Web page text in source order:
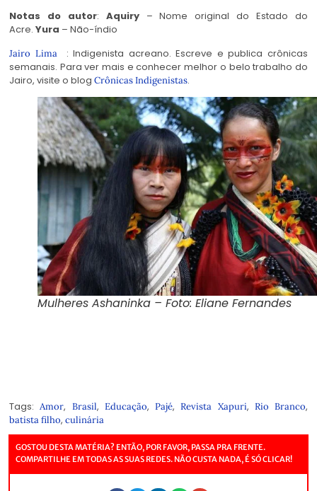
Notas do autor: Aquiry– Nome original do Estado do
Acre. Yura – Não-índio
Jairo Lima
: Indigenista acreano. Escreve e publica crônicas
semanais. Para ver mais e conhecer melhor o belo trabalho do
Jairo, visite o blog Crônicas Indigenistas.
Mulheres Ashaninka – Foto: Eliane Fernandes
Tags:Amor, Brasil, Educação, Pajé,Revista Xapuri, Rio Branco,
batista filho, culinária
GOSTOU DESTA MATÉRIA? ENTÃO, POR FAVOR, PASSA PRA FRENTE.
COMPARTILHE EM TODAS AS SUAS REDES. NÃO CUSTA NADA, É SÓ CLICAR!